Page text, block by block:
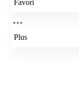
Favori
Plus